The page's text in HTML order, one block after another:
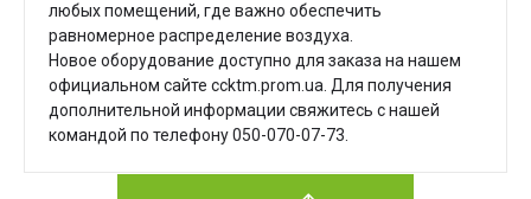
любых помещений, где важно обеспечить
равномерное распределение воздуха.
Новое оборудование доступно для заказа на нашем
официальном сайте ccktm.prom.ua. Для получения
дополнительной информации свяжитесь с нашей
командой по телефону 050-070-07-73.